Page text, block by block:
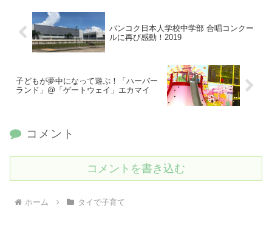
バンコク日本人学校中学部 合唱コンクー
ルに再び感動！2019
子どもが夢中になって遊ぶ！「ハーバー
ランド」@「ゲートウェイ」エカマイ
コメント
コメントを書き込む
ホーム タイで子育て